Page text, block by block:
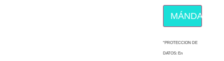
MÁNDAME
“PROTECCION DE
DATOS: En